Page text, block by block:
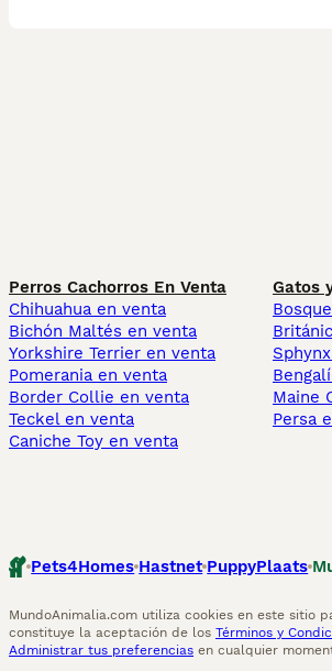
Perros Cachorros En Venta
Chihuahua en venta
Bichón Maltés en venta
Yorkshire Terrier en venta
Pomerania en venta
Border Collie en venta
Teckel en venta
Caniche Toy en venta
Gatos
Maine
Persa
Pets4Homes Hastnet PuppyPlaats
MundoAnimalia.com utiliza cookies en este sitio
constituye la aceptación de los Términos y
Administrar tus preferencias en cualquier